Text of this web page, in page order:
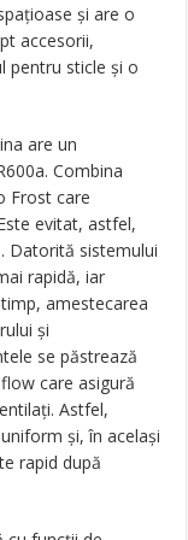
și are o
accesorii,
pentru sticle și o
are un
Combina
Frost care
evitat, astfel,
Datorită sistemului
rapidă, iar
amestecarea
și
se păstrează
care asigură
Astfel,
și, în același
rapid după